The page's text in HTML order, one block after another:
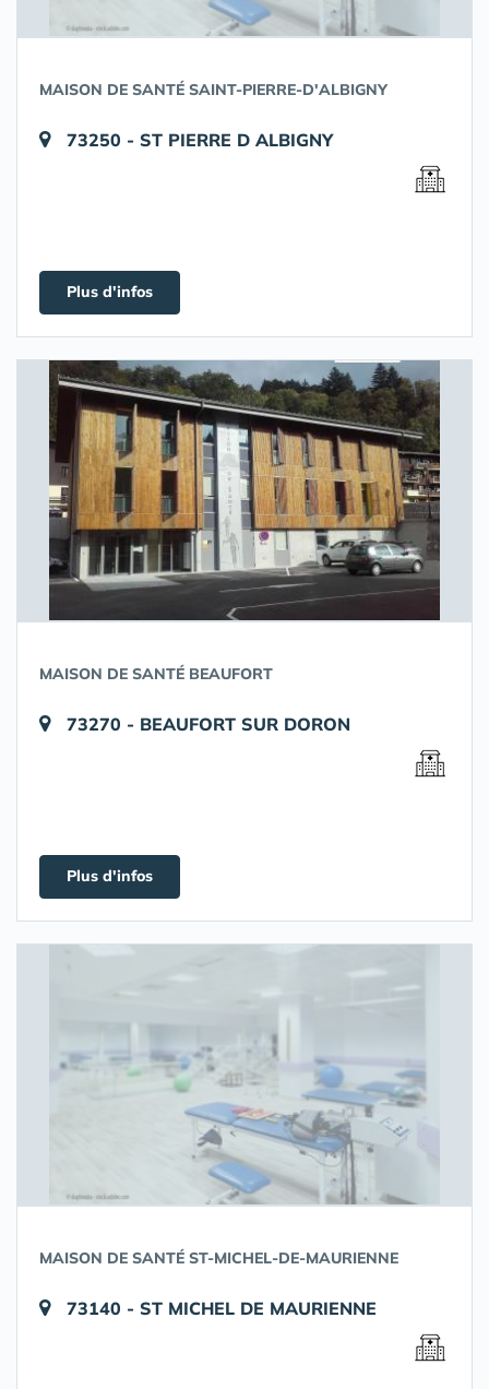
MAISON DE SANTÉ SAINT-PIERRE-D'ALBIGNY
73250 - ST PIERRE D ALBIGNY
Plus d'infos
MAISON DE SANTÉ BEAUFORT
73270 - BEAUFORT SUR DORON
Plus d'infos
MAISON DE SANTÉ ST-MICHEL-DE-MAURIENNE
73140 - ST MICHEL DE MAURIENNE